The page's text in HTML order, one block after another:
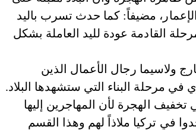
مضيفاً: كما حدث تسرب باليد
القادمة عودة لليد العاملة بشكل
ولاسيما رجال الأعمال الذين
مرحلة البناء التي ستشهدها البلاد.
الهجرة لأن المهاجرين إليها
في تركيا ملاذاً لهم وهذا القسم